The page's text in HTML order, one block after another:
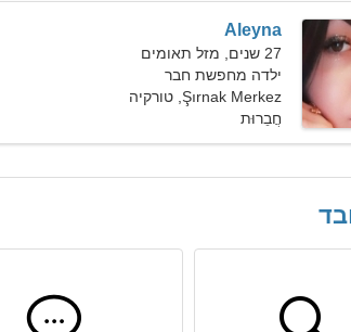
Aleyna
27 שנים, מזל תאומים
ילדה מחפשת חבר
Şırnak Merkez, טורקיה
חֲבֵרוּת